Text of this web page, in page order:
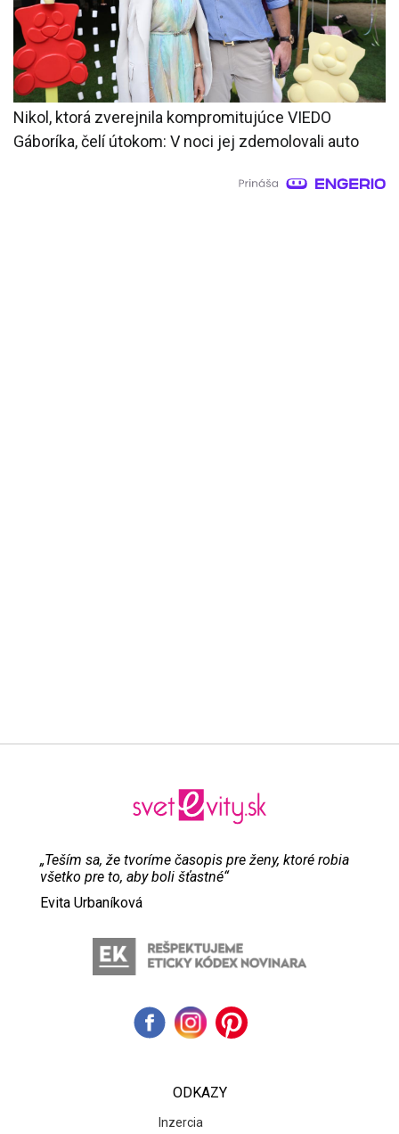
Nikol, ktorá zverejnila kompromitujúce VIEDO
Gáboríka, čelí útokom: V noci jej zdemolovali auto
„Teším sa, že tvoríme časopis pre ženy, ktoré robia
všetko pre to, aby boli šťastné“
Evita Urbaníková
ODKAZY
Inzercia